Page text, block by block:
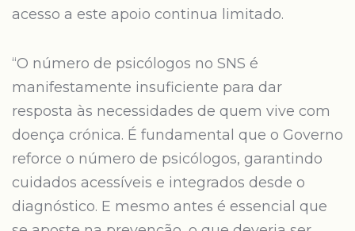
acesso a este apoio continua limitado.
“O número de psicólogos no SNS é
manifestamente insuficiente para dar
resposta às necessidades de quem vive com
doença crónica. É fundamental que o Governo
reforce o número de psicólogos, garantindo
cuidados acessíveis e integrados desde o
diagnóstico. E mesmo antes é essencial que